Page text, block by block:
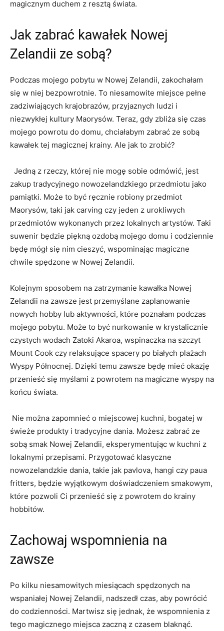
magicznym duchem z resztą świata.
Jak zabrać kawałek Nowej
Zelandii‍ ze sobą?
Podczas mojego pobytu⁤ w Nowej Zelandii, zakochałam
się w‍ niej bezpowrotnie. To niesamowite miejsce pełne
zadziwiających krajobrazów, przyjaznych ludzi i
niezwykłej kultury Maorysów. ⁢Teraz, gdy zbliża się czas
mojego powrotu do domu,‌ chciałabym zabrać ze sobą
kawałek tej magicznej krainy. Ale jak to ⁣zrobić?
⁤ ​ Jedną z ⁤rzeczy, ​której nie mogę sobie odmówić, jest
‍zakup tradycyjnego nowozelandzkiego przedmiotu jako
pamiątki. Może to być ręcznie robiony przedmiot
Maorysów, taki jak carving czy jeden z urokliwych
przedmiotów wykonanych przez lokalnych​ artystów. Taki
suwenir będzie piękną ozdobą mojego domu i codziennie
będę mógł się nim cieszyć, wspominając magiczne
chwile‌ spędzone⁣ w Nowej​ Zelandii.
Kolejnym sposobem na zatrzymanie kawałka Nowej
Zelandii na zawsze⁤ jest przemyślane ‌zaplanowanie
nowych hobby lub aktywności, które poznałam podczas ​
mojego pobytu. Może to być nurkowanie w krystalicznie
czystych wodach Zatoki Akaroa, wspinaczka na szczyt
Mount Cook czy relaksujące spacery⁤ po białych plażach
Wyspy Północnej. Dzięki temu zawsze będę mieć okazję
przenieść się myślami‌ z powrotem na ⁤magiczne wyspy na
końcu świata.
⁢ Nie można zapomnieć o miejscowej kuchni, bogatej w
świeże produkty i tradycyjne dania. Możesz ⁣zabrać ze
sobą⁢ smak Nowej Zelandii, eksperymentując w kuchni z
lokalnymi przepisami. Przygotować klasyczne‍
nowozelandzkie‍ dania, takie jak⁣ pavlova, hangi czy paua
fritters, będzie wyjątkowym doświadczeniem smakowym,
które pozwoli Ci przenieść się z powrotem⁢ do krainy
hobbitów.
Zachowaj⁣ wspomnienia na
zawsze
Po kilku niesamowitych miesiącach ⁤spędzonych​ na
‌wspaniałej Nowej Zelandii, nadszedł czas, aby⁤ powrócić
do codzienności. Martwisz się jednak, że wspomnienia z
⁢tego magicznego miejsca zaczną z ⁢czasem‍ blaknąć.